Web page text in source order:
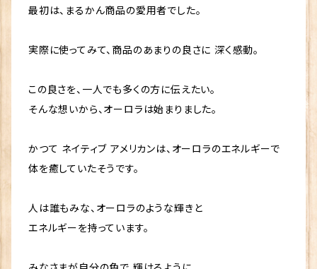
弟子 柴村恵美子 宮本真由美 舛岡はなゑ みっちゃん
クアップアーティスト 大宇宙エネルギー療法 天国言葉
ル
い。。 ● お肌に合わない時は、ご使用をおやめくださ
座まるかん まるかん 公式ショップ 正規店 正規品 専門
元気 キレイ 美容 生活習慣 老化 喫煙 飲酒 栄養不足
動 因果 解消 浄化 神的配合 八大龍王 水晶 ポイント
ちゃん先生 芦川裕子 千葉純一 宇野信行 遠藤忠夫 金
龍 水素 スイソムリエ 近未来メイクアドバイザー 美開
国言葉 歩き元気 ひざこし命 青汁酢 パニウツ元気 ワカ
テス-13、(C14-16)オレフィンスルホン酸Na、ミリスチ
1、紫401、赤107、ヘキシルデカノ—ル、メチルパラベン
(株)プロティア 販売事業者名 銀座まるかん専門店オ
ーロラ 代表 篠澤貴美枝 ～ 使用上のご注意 ～ ●お
い。。 ● お肌に合わない時は、ご使用をおやめくださ
座まるかん まるかん 公式ショップ 正規店 正規品 専門
元気 キレイ 美容 生活習慣 老化 喫煙 飲酒 栄養不足
ストレス 紫外線 食品添加物 ペット 陽性 陰性 体質 波
龍眼 愛弟子 柴村恵美子 宮本真由美 舛岡はなゑ みっ
～～～～～～～～～～ （注）航空便に対応していませ
売元 (株)プロティア 販売事業者名 銀座まるかん専門
●お肌に異常が生じてないかよく注意して使用してくだ
い。 斎藤一人 さいとうひとり 斉藤一人 ひとりさん 銀
店 日本漢方研究所 オンライン ショップ コスメ 化粧品
元気 キレイ 美容 生活習慣 老化 喫煙 飲酒 栄養不足
動 因果 解消 浄化 神的配合 八大龍王 水晶 ポイント
ちゃん先生 芦川裕子 千葉純一 宇野信行 遠藤忠夫 金
最初は、まるかん商品の愛用者でした。
実際に使ってみて、商品のあまりの良さに 深く感動。
この良さを、一人でも多くの方に伝えたい。
そんな想いから、オーロラは始まりました。
かつて ネイティブ アメリカンは、オーロラのエネルギーで
体を癒していたそうです。
人は誰もみな、オーロラのような輝きと
エネルギーを持っています。